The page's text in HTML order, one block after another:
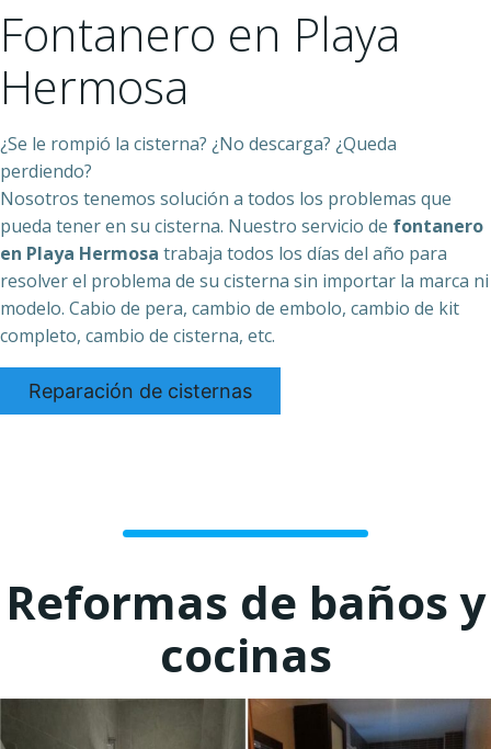
Fontanero en Playa
Hermosa
¿Se le rompió la cisterna? ¿No descarga? ¿Queda
perdiendo?
Nosotros tenemos solución a todos los problemas que
pueda tener en su cisterna. Nuestro servicio de fontanero
en Playa Hermosa trabaja todos los días del año para
resolver el problema de su cisterna sin importar la marca ni
modelo. Cabio de pera, cambio de embolo, cambio de kit
completo, cambio de cisterna, etc.
Reparación de cisternas
Reformas de baños y
cocinas